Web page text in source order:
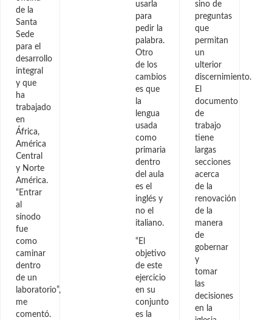
de la
Santa
Sede
para el
desarrollo
integral
y que
ha
trabajado
en
África,
América
Central
y Norte
América.
“Entrar
al
sínodo
fue
como
caminar
dentro
de un
laboratorio”,
me
comentó.
usarla
para
pedir la
palabra.
Otro
de los
cambios
es que
la
lengua
usada
como
primaria
dentro
del aula
es el
inglés y
no el
italiano.
“El
objetivo
de este
ejercicio
en su
conjunto
es la
sino de
preguntas
que
permitan
un
ulterior
discernimiento.
El
documento
de
trabajo
tiene
largas
secciones
acerca
de la
renovación
de la
manera
de
gobernar
y
tomar
las
decisiones
en la